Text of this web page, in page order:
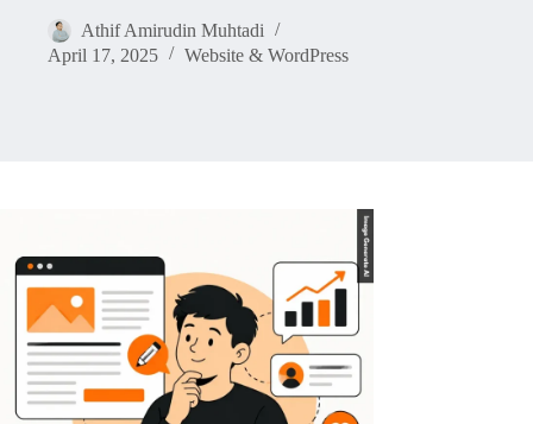
Athif Amirudin Muhtadi
April 17, 2025
Website & WordPress